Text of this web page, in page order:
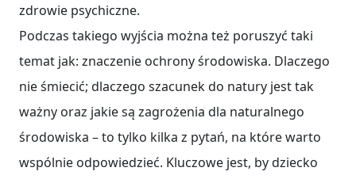
zdrowie psychiczne.
Podczas takiego wyjścia można też poruszyć taki
temat jak: znaczenie ochrony środowiska. Dlaczego
nie śmiecić; dlaczego szacunek do natury jest tak
ważny oraz jakie są zagrożenia dla naturalnego
środowiska – to tylko kilka z pytań, na które warto
wspólnie odpowiedzieć. Kluczowe jest, by dziecko